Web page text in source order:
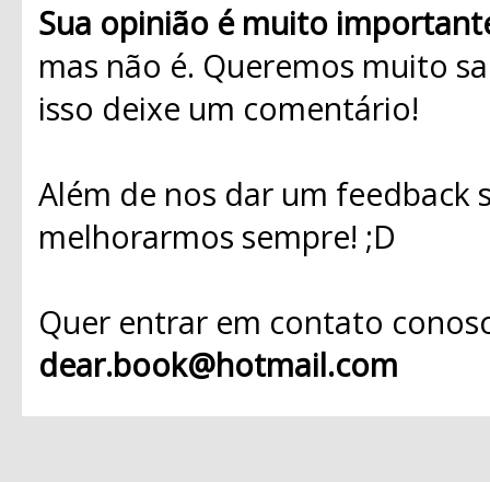
Sua opinião é muito
mas não é. Queremos muito
isso deixe um comentário!
Além de nos dar um
melhorarmos sempre! ;D
Quer entrar em contato
dear.book@hotmail.com